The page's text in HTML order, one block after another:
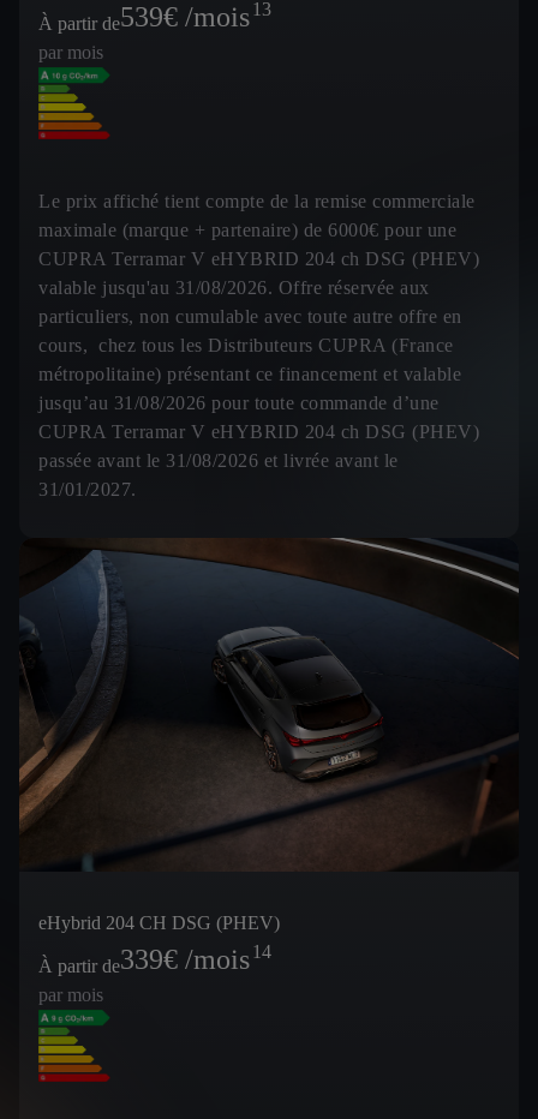
À partir de539€ /mois13
par mois
Le prix affiché tient compte de la remise commerciale
maximale (marque + partenaire) de 6000€ pour une
CUPRA Terramar V eHYBRID 204 ch DSG (PHEV)
valable jusqu'au 31/08/2026. Offre réservée aux
particuliers, non cumulable avec toute autre offre en
cours, chez tous les Distributeurs CUPRA (France
métropolitaine) présentant ce financement et valable
jusqu’au 31/08/2026 pour toute commande d’une
CUPRA Terramar V eHYBRID 204 ch DSG (PHEV)
passée avant le 31/08/2026 et livrée avant le
31/01/2027.
eHybrid 204 CH DSG (PHEV)
À partir de339€ /mois14
par mois